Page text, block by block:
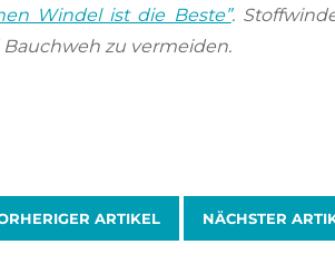
Windel ist die Beste”.
zu vermeiden.
ARTIKEL NÄCHSTER